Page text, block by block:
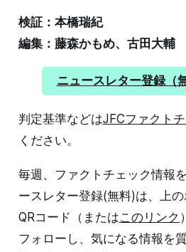
検証：本橋瑞紀
編集：藤森かもめ、古田大輔
ニュースレター登録（
判定基準などはJFCファクト
ください。
毎週、ファクトチェック情報
ースレター登録(無料)は、上の
QRコード（またはこのリンク
フォローし、気になる情報を